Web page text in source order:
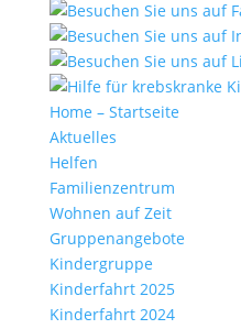
Home – Startseite
Aktuelles
Helfen
Familienzentrum
Wohnen auf Zeit
Gruppenangebote
Kindergruppe
Kinderfahrt 2025
Kinderfahrt 2024